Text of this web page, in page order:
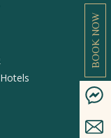
BOOK NOW